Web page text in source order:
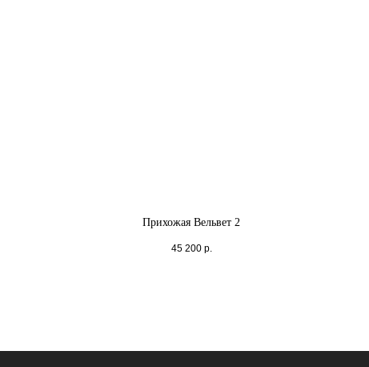
Прихожая Вельвет 2
45 200 р.